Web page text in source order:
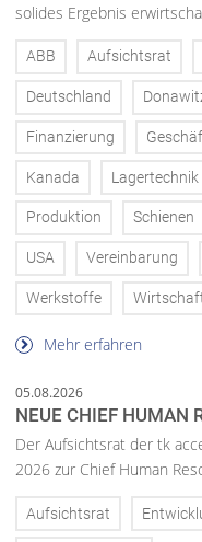
solides Ergebnis
ABB Aufsichtsrat
Deutschland
Finanzierung
Kanada Lagertechnik
Produktion Schienen
USA Vereinbarung
Werkstoffe
Mehr erfahren
05.08.2026
NEUE CHIEF HUMAN
Der Aufsichtsrat der tk
2026 zur Chief Human
Aufsichtsrat